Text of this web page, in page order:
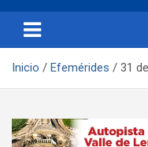
Infonoa
Inicio Efemérides 31